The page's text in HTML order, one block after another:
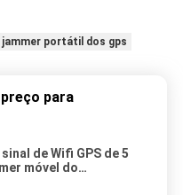
jammer portátil dos gps
para
de Wifi GPS de 5
móvel do